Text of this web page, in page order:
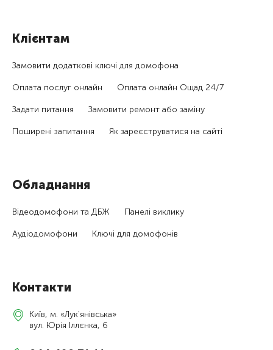
Клієнтам
Замовити додаткові ключі для домофона
Оплата послуг онлайн Оплата онлайн Ощад 24/7
Задати питання Замовити ремонт або заміну
Поширені запитання Як зареєструватися на сайті
Обладнання
Відеодомофони та ДБЖ Панелі виклику
Аудіодомофони Ключі для домофонів
Контакти
Київ, м. «Лук'янівська»
вул. Юрія Іллєнка, 6